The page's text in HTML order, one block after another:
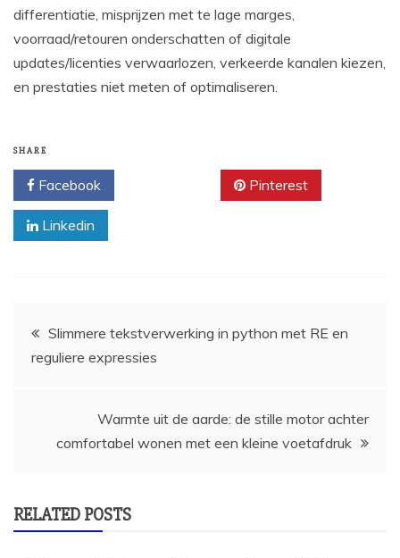
differentiatie, misprijzen met te lage marges,
voorraad/retouren onderschatten of digitale
updates/licenties verwaarlozen, verkeerde kanalen kiezen,
en prestaties niet meten of optimaliseren.
SHARE
Facebook Pinterest
Linkedin
Post
navigation
Slimmere tekstverwerking in python met RE en
reguliere expressies
Warmte uit de aarde: de stille motor achter
comfortabel wonen met een kleine voetafdruk
RELATED POSTS